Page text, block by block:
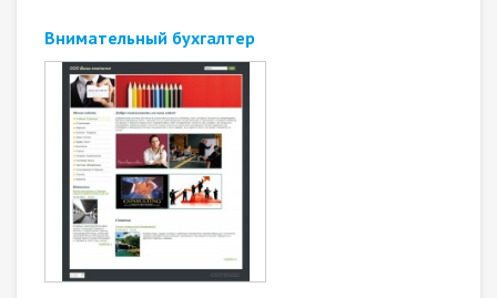
Внимательный бухгалтер